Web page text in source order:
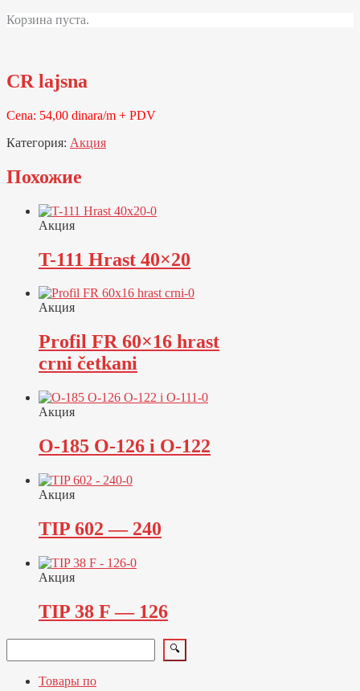
Корзина пуста.
CR lajsna
Cena: 54,00 dinara/m + PDV
Категория: Акция
Похожие
Акция
T-111 Hrast 40×20
Акция
Profil FR 60×16 hrast
crni četkani
Акция
O-185 O-126 i O-122
Акция
TIP 602 — 240
Акция
TIP 38 F — 126
🔍
Товары по